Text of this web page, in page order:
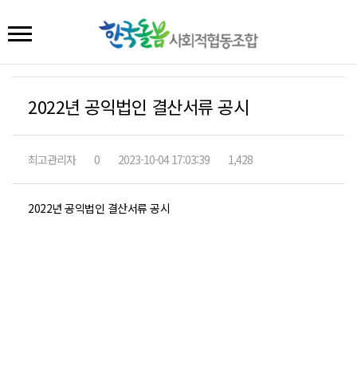
2022년 공익법인 결산서류 공시
최고관리자 0 2023-10-04 17:03:39 1,428
2022년 공익법인 결산서류 공시